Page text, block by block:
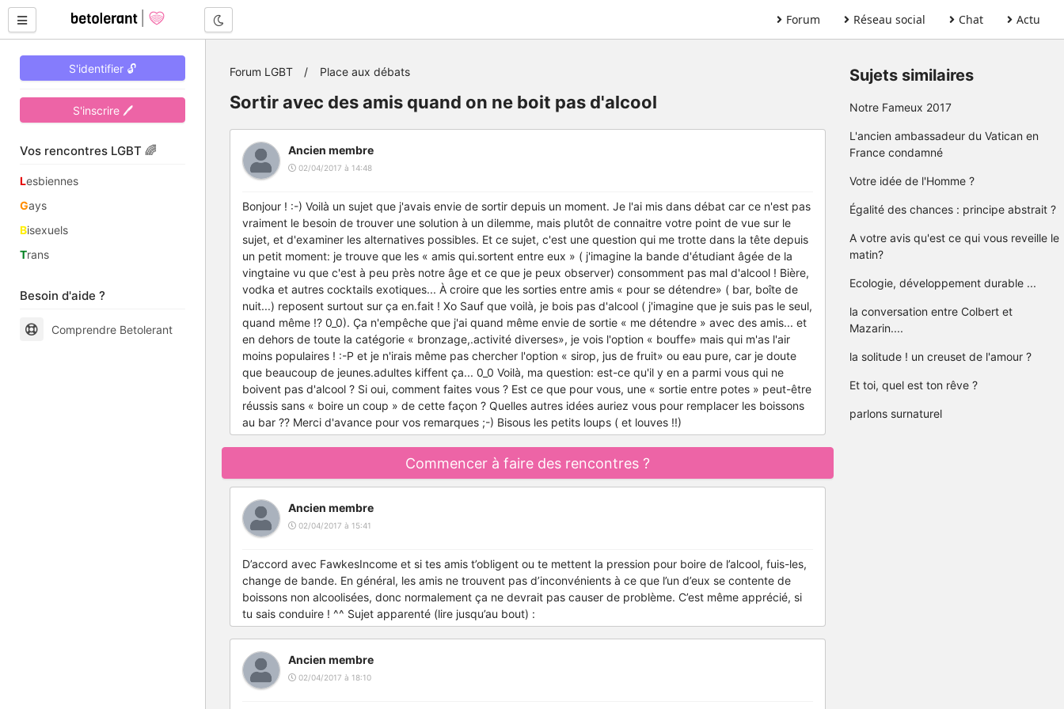
Forum Réseau social Chat Actu
S'identifier 🔓
S'inscrire 🖊
Vos rencontres LGBT 🌈
Lesbiennes
Gays
Bisexuels
Trans
Besoin d'aide ?
Comprendre Betolerant
Forum LGBT Place aux débats
Sortir avec des amis quand on ne boit pas d'alcool
Ancien membre
02/04/2017 à 14:48
Bonjour ! :-) Voilà un sujet que j'avais envie de sortir depuis un moment. Je l'ai mis dans débat car ce n'est pas
vraiment le besoin de trouver une solution à un dilemme, mais plutôt de connaitre votre point de vue sur le
sujet, et d'examiner les alternatives possibles. Et ce sujet, c'est une question qui me trotte dans la tête depuis
un petit moment: je trouve que les « amis qui.sortent entre eux » ( j'imagine la bande d'étudiant âgée de la
vingtaine vu que c'est à peu près notre âge et ce que je peux observer) consomment pas mal d'alcool ! Bière,
vodka et autres cocktails exotiques... À croire que les sorties entre amis « pour se détendre» ( bar, boîte de
nuit...) reposent surtout sur ça en.fait ! Xo Sauf que voilà, je bois pas d'alcool ( j'imagine que je suis pas le seul,
quand même !? 0_0). Ça n'empêche que j'ai quand même envie de sortie « me détendre » avec des amis... et
en dehors de toute la catégorie « bronzage,.activité diverses», je vois l'option « bouffe» mais qui m'as l'air
moins populaires ! :-P et je n'irais même pas chercher l'option « sirop, jus de fruit» ou eau pure, car je doute
que beaucoup de jeunes.adultes kiffent ça... 0_0 Voilà, ma question: est-ce qu'il y en a parmi vous qui ne
boivent pas d'alcool ? Si oui, comment faites vous ? Est ce que pour vous, une « sortie entre potes » peut-être
réussis sans « boire un coup » de cette façon ? Quelles autres idées auriez vous pour remplacer les boissons
au bar ?? Merci d'avance pour vos remarques ;-) Bisous les petits loups ( et louves !!)
Commencer à faire des rencontres ?
Ancien membre
02/04/2017 à 15:41
D’accord avec FawkesIncome et si tes amis t’obligent ou te mettent la pression pour boire de l’alcool, fuis-les,
change de bande. En général, les amis ne trouvent pas d’inconvénients à ce que l’un d’eux se contente de
boissons non alcoolisées, donc normalement ça ne devrait pas causer de problème. C’est même apprécié, si
tu sais conduire ! ^^ Sujet apparenté (lire jusqu’au bout) :
Ancien membre
02/04/2017 à 18:10
Sujets similaires
Notre Fameux 2017
L'ancien ambassadeur du Vatican en
France condamné
Votre idée de l'Homme ?
Égalité des chances : principe abstrait ?
A votre avis qu'est ce qui vous reveille le
matin?
Ecologie, développement durable ...
la conversation entre Colbert et
Mazarin....
la solitude ! un creuset de l'amour ?
Et toi, quel est ton rêve ?
parlons surnaturel